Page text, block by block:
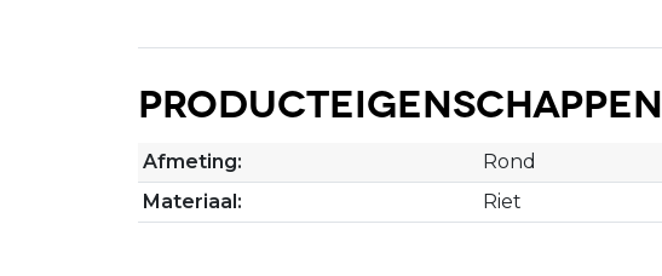
Producteigenschappen
Afmeting:
Rond
Materiaal:
Riet